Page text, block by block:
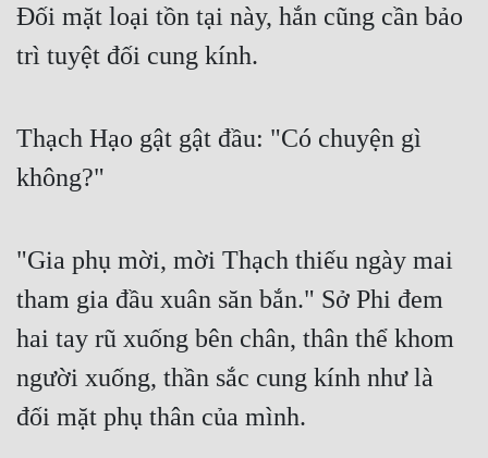
Đối mặt loại tồn tại này, hắn cũng cần bảo
trì tuyệt đối cung kính.
Thạch Hạo gật gật đầu: "Có chuyện gì
không?"
"Gia phụ mời, mời Thạch thiếu ngày mai
tham gia đầu xuân săn bắn." Sở Phi đem
hai tay rũ xuống bên chân, thân thể khom
người xuống, thần sắc cung kính như là
đối mặt phụ thân của mình.